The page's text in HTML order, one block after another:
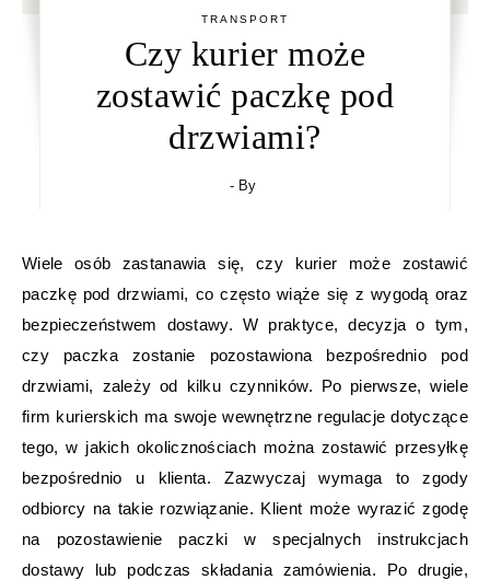
TRANSPORT
Czy kurier może
zostawić paczkę pod
drzwiami?
- By
Wiele osób zastanawia się, czy kurier może zostawić
paczkę pod drzwiami, co często wiąże się z wygodą oraz
bezpieczeństwem dostawy. W praktyce, decyzja o tym,
czy paczka zostanie pozostawiona bezpośrednio pod
drzwiami, zależy od kilku czynników. Po pierwsze, wiele
firm kurierskich ma swoje wewnętrzne regulacje dotyczące
tego, w jakich okolicznościach można zostawić przesyłkę
bezpośrednio u klienta. Zazwyczaj wymaga to zgody
odbiorcy na takie rozwiązanie. Klient może wyrazić zgodę
na pozostawienie paczki w specjalnych instrukcjach
dostawy lub podczas składania zamówienia. Po drugie,